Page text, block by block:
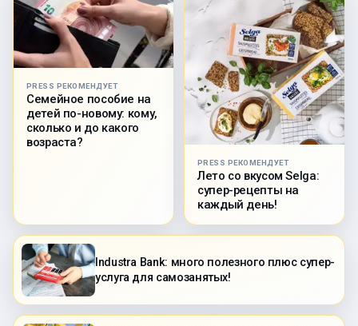
PRESS РЕКОМЕНДУЕТ
Семейное пособие на
детей по-новому: кому,
сколько и до какого
возраста?
PRESS РЕКОМЕНДУЕТ
Лето со вкусом Selga:
супер-рецепты на
каждый день!
Industra Bank: много полезного плюс супер-
услуга для самозанятых!